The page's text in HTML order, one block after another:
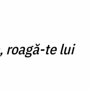
roagă-te lui